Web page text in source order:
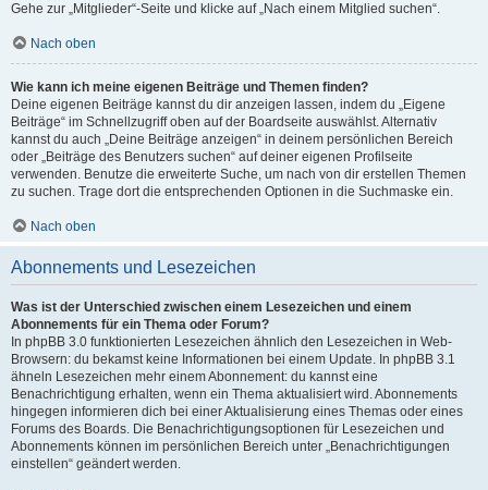
Gehe zur „Mitglieder“-Seite und klicke auf „Nach einem Mitglied suchen“.
Nach oben
Wie kann ich meine eigenen Beiträge und Themen finden?
Deine eigenen Beiträge kannst du dir anzeigen lassen, indem du „Eigene
Beiträge“ im Schnellzugriff oben auf der Boardseite auswählst. Alternativ
kannst du auch „Deine Beiträge anzeigen“ in deinem persönlichen Bereich
oder „Beiträge des Benutzers suchen“ auf deiner eigenen Profilseite
verwenden. Benutze die erweiterte Suche, um nach von dir erstellen Themen
zu suchen. Trage dort die entsprechenden Optionen in die Suchmaske ein.
Nach oben
Abonnements und Lesezeichen
Was ist der Unterschied zwischen einem Lesezeichen und einem
Abonnements für ein Thema oder Forum?
In phpBB 3.0 funktionierten Lesezeichen ähnlich den Lesezeichen in Web-
Browsern: du bekamst keine Informationen bei einem Update. In phpBB 3.1
ähneln Lesezeichen mehr einem Abonnement: du kannst eine
Benachrichtigung erhalten, wenn ein Thema aktualisiert wird. Abonnements
hingegen informieren dich bei einer Aktualisierung eines Themas oder eines
Forums des Boards. Die Benachrichtigungsoptionen für Lesezeichen und
Abonnements können im persönlichen Bereich unter „Benachrichtigungen
einstellen“ geändert werden.